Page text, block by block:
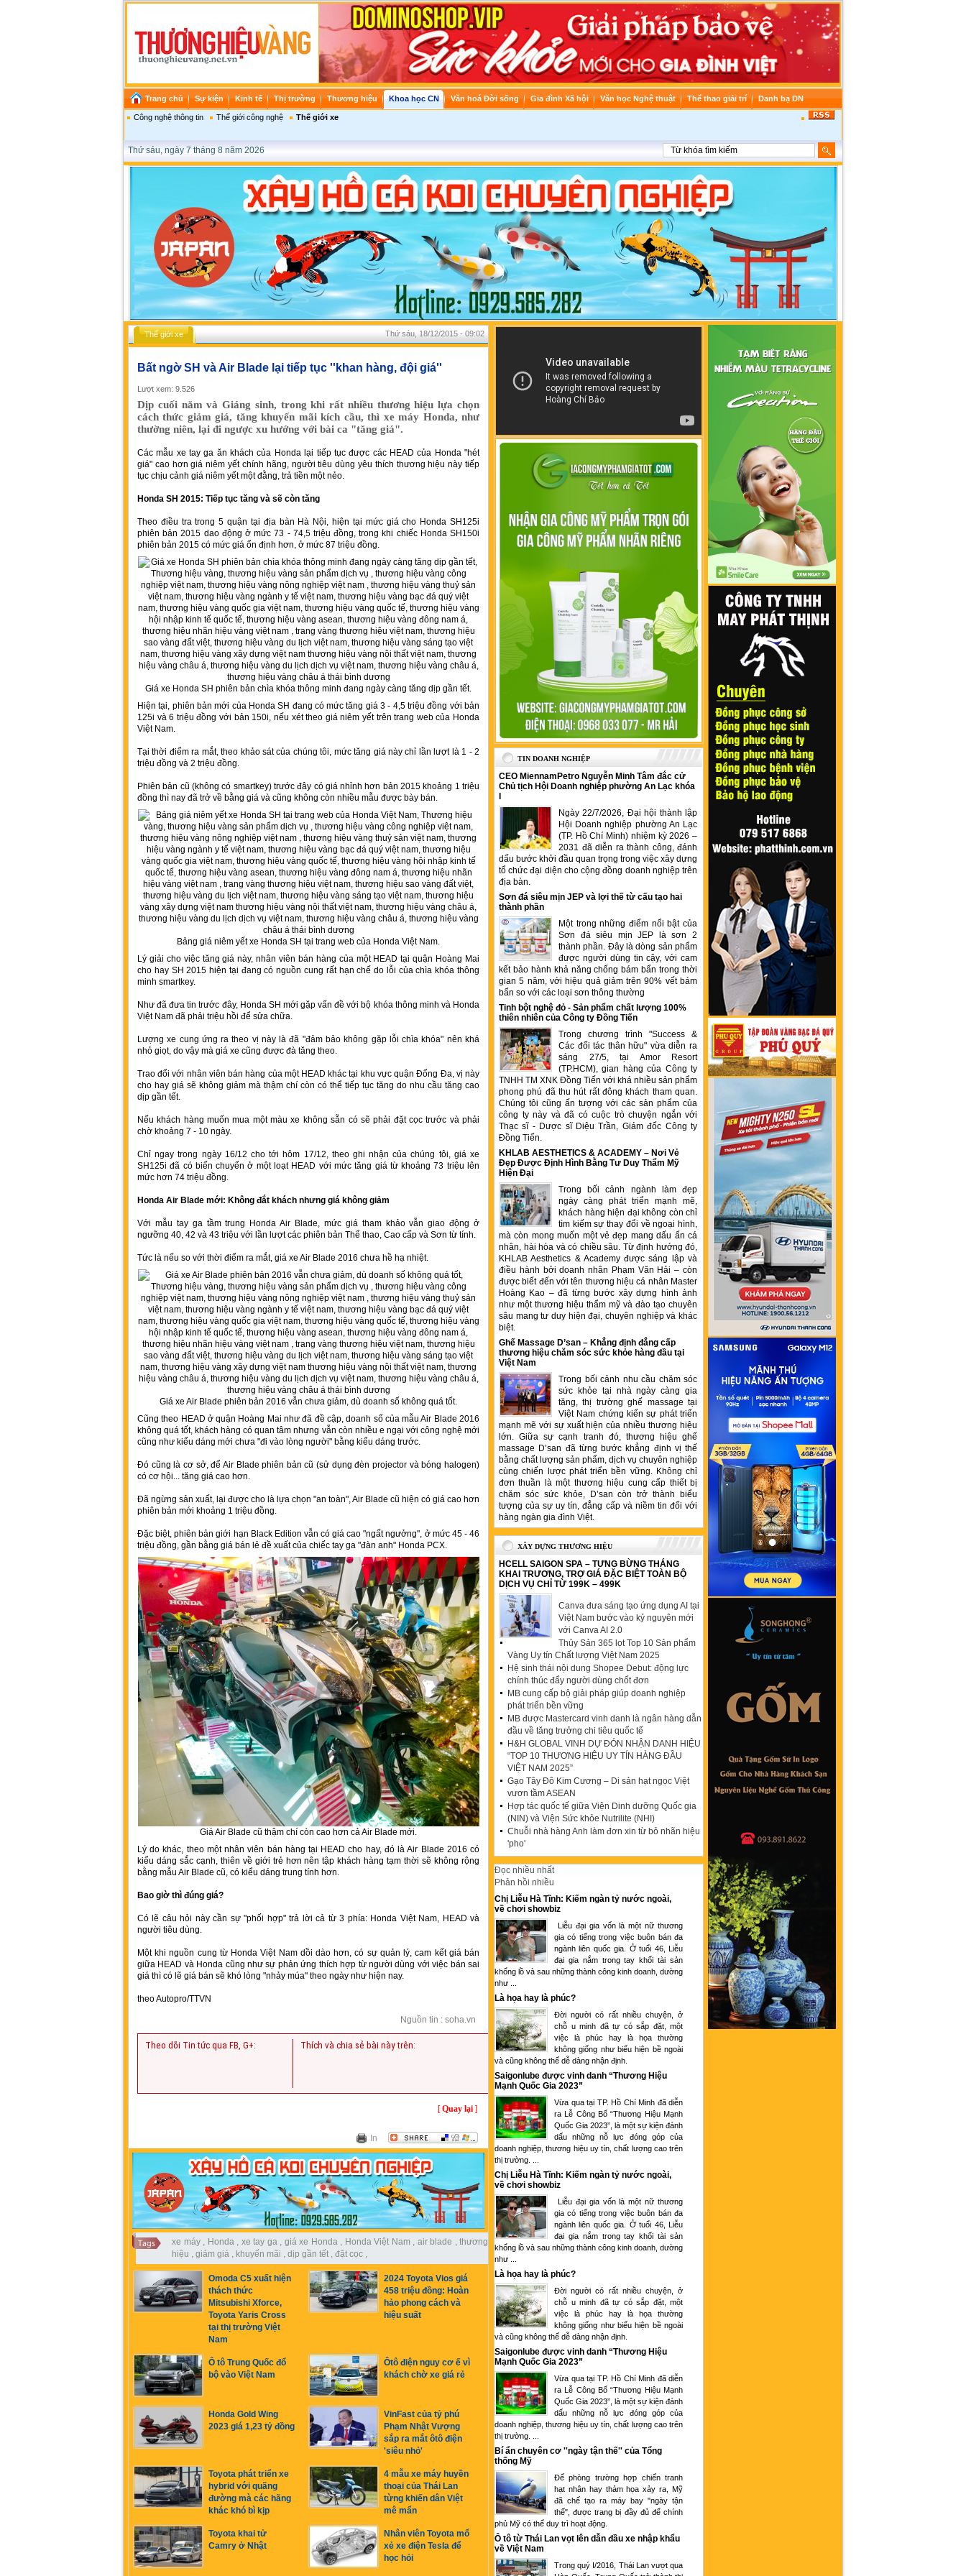
Trang chủ Sự kiện Kinh tế Thị trường Thương hiệu Khoa học CN Văn hoá Đời sống Gia đình Xã hội Văn học Nghệ thuật Thể thao giải trí Danh bạ DN
Công nghệ thông tin Thế giới công nghệ Thế giới xe
Thứ sáu, ngày 7 tháng 8 năm 2026
Thế giới xe Thứ sáu, 18/12/2015 - 09:02
Bất ngờ SH và Air Blade lại tiếp tục ''khan hàng, đội giá''
Lượt xem: 9.526
Dịp cuối năm và Giáng sinh, trong khi rất nhiều thương hiệu lựa chọn
cách thức giảm giá, tăng khuyến mãi kích cầu, thì xe máy Honda, như
thường niên, lại đi ngược xu hướng với bài ca "tăng giá".
Các mẫu xe tay ga ăn khách của Honda lại tiếp tục được các HEAD của Honda "hét
giá" cao hơn giá niêm yết chính hãng, người tiêu dùng yêu thích thương hiệu này tiếp
tục chịu cảnh giá niêm yết một đằng, trả tiền một nẻo.
Honda SH 2015: Tiếp tục tăng và sẽ còn tăng
Theo điều tra trong 5 quận tại địa bàn Hà Nội, hiện tại mức giá cho Honda SH125i
phiên bản 2015 dao động ở mức 73 - 74,5 triệu đồng, trong khi chiếc Honda SH150i
phiên bản 2015 có mức giá ổn định hơn, ở mức 87 triệu đồng.
Giá xe Honda SH phiên bản chìa khóa thông minh đang ngày càng tăng dịp gần tết.
Hiện tại, phiên bản mới của Honda SH đang có mức tăng giá 3 - 4,5 triệu đồng với bản
125i và 6 triệu đồng với bản 150i, nếu xét theo giá niêm yết trên trang web của Honda
Việt Nam.
Tại thời điểm ra mắt, theo khảo sát của chúng tôi, mức tăng giá này chỉ lần lượt là 1 - 2
triệu đồng và 2 triệu đồng.
Phiên bản cũ (không có smartkey) trước đây có giá nhỉnh hơn bản 2015 khoảng 1 triệu
đồng thì nay đã trở về bằng giá và cũng không còn nhiều mẫu được bày bán.
Bảng giá niêm yết xe Honda SH tại trang web của Honda Việt Nam.
Lý giải cho việc tăng giá này, nhân viên bán hàng của một HEAD tại quận Hoàng Mai
cho hay SH 2015 hiện tại đang có nguồn cung rất hạn chế do lỗi của chìa khóa thông
minh smartkey.
Như đã đưa tin trước đây, Honda SH mới gặp vấn đề với bộ khóa thông minh và Honda
Việt Nam đã phải triệu hồi để sửa chữa.
Lượng xe cung ứng ra theo vị này là đã "đảm bảo không gặp lỗi chìa khóa" nên khá
nhỏ giọt, do vậy mà giá xe cũng được đà tăng theo.
Trao đổi với nhân viên bán hàng của một HEAD khác tại khu vực quận Đống Đa, vị này
cho hay giá sẽ không giảm mà thậm chí còn có thể tiếp tục tăng do nhu cầu tăng cao
dịp gần tết.
Nếu khách hàng muốn mua một màu xe không sẵn có sẽ phải đặt cọc trước và phải
chờ khoảng 7 - 10 ngày.
Chỉ ngay trong ngày 16/12 cho tới hôm 17/12, theo ghi nhận của chúng tôi, giá xe
SH125i đã có biến chuyển ở một loạt HEAD với mức tăng giá từ khoảng 73 triệu lên
mức hơn 74 triệu đồng.
Honda Air Blade mới: Không đắt khách nhưng giá không giảm
Với mẫu tay ga tầm trung Honda Air Blade, mức giá tham khảo vẫn giao động ở
ngưỡng 40, 42 và 43 triệu với lần lượt các phiên bản Thể thao, Cao cấp và Sơn từ tính.
Tức là nếu so với thời điểm ra mắt, giá xe Air Blade 2016 chưa hề hạ nhiệt.
Giá xe Air Blade phiên bản 2016 vẫn chưa giảm, dù doanh số không quá tốt.
Cũng theo HEAD ở quận Hoàng Mai như đã đề cập, doanh số của mẫu Air Blade 2016
không quá tốt, khách hàng có quan tâm nhưng vẫn còn nhiều e ngại với công nghệ mới
cũng như kiểu dáng mới chưa "đi vào lòng người" bằng kiểu dáng trước.
Đó cũng là cơ sở, để Air Blade phiên bản cũ (sử dụng đèn projector và bóng halogen)
có cơ hội... tăng giá cao hơn.
Đã ngừng sản xuất, lại được cho là lựa chọn "an toàn", Air Blade cũ hiện có giá cao hơn
phiên bản mới khoảng 1 triệu đồng.
Đặc biệt, phiên bản giới hạn Black Edition vẫn có giá cao "ngất ngưởng", ở mức 45 - 46
triệu đồng, gần bằng giá bán lẻ đề xuất của chiếc tay ga "đàn anh" Honda PCX.
Giá Air Blade cũ thậm chí còn cao hơn cả Air Blade mới.
Lý do khác, theo một nhân viên bán hàng tại HEAD cho hay, đó là Air Blade 2016 có
kiểu dáng sắc cạnh, thiên về giới trẻ hơn nên tập khách hàng tạm thời sẽ không rộng
bằng mẫu Air Blade cũ, có kiểu dáng trung tính hơn.
Bao giờ thì đúng giá?
Có lẽ câu hỏi này cần sự "phối hợp" trả lời cả từ 3 phía: Honda Việt Nam, HEAD và
người tiêu dùng.
Một khi nguồn cung từ Honda Việt Nam dồi dào hơn, có sự quản lý, cam kết giá bán
giữa HEAD và Honda cũng như sự phản ứng thích hợp từ người dùng với việc bán sai
giá thì có lẽ giá bán sẽ khó lòng "nhảy múa" theo ngày như hiện nay.
theo Autopro/TTVN
Nguồn tin : soha.vn
Theo dõi Tin tức qua FB, G+: Thích và chia sẻ bài này trên:
[Quay lại ]
In
xe máy, Honda, xe tay ga, giá xe Honda, Honda Việt Nam , air blade , thương
hiệu , giảm giá , khuyến mãi , dịp gần tết , đặt cọc ,
Omoda C5 xuất hiện
thách thức
Mitsubishi Xforce,
Toyota Yaris Cross
tại thị trường Việt
Nam
2024 Toyota Vios giá
458 triệu đồng: Hoàn
hảo phong cách và
hiệu suất
Ô tô Trung Quốc đổ
bộ vào Việt Nam
Ôtô điện nguy cơ ế vì
khách chờ xe giá rẻ
Honda Gold Wing
2023 giá 1,23 tỷ đồng
VinFast của tỷ phú
Phạm Nhật Vượng
sắp ra mắt ôtô điện
'siêu nhỏ'
Toyota phát triển xe
hybrid với quãng
đường mà các hãng
khác khó bì kịp
4 mẫu xe máy huyền
thoại của Thái Lan
từng khiến dân Việt
mê mẩn
Toyota khai tử
Camry ở Nhật
Nhân viên Toyota mổ
xẻ xe điện Tesla để
học hỏi
TIN DOANH NGHIỆP
CEO MiennamPetro Nguyễn Minh Tâm đắc cử
Chủ tịch Hội Doanh nghiệp phường An Lạc khóa
Ngày 22/7/2026, Đại hội thành lập
Hội Doanh nghiệp phường An Lạc
(TP. Hồ Chí Minh) nhiệm kỳ 2026 –
2031 đã diễn ra thành công, đánh
dấu bước khởi đầu quan trọng trong việc xây dựng
tổ chức đại diện cho cộng đồng doanh nghiệp trên
địa bàn.
Sơn đá siêu mịn JEP và lợi thế từ cấu tạo hai
thành phần
Một trong những điểm nổi bật của
Sơn đá siêu mịn JEP là sơn 2
thành phần. Đây là dòng sản phẩm
được người dùng tin cậy, với cam
kết bảo hành khả năng chống bám bẩn trong thời
gian 5 năm, với hiệu quả giảm trên 90% vết bám
bẩn so với các loại sơn thông thường
Tinh bột nghệ đỏ - Sản phẩm chất lượng 100%
thiên nhiên của Công ty Đồng Tiến
Trong chương trình "Success &
Các đối tác thân hữu" vừa diễn ra
sáng 27/5, tại Amor Resort
(TP.HCM), gian hàng của Công ty
TNHH TM XNK Đồng Tiến với khá nhiều sản phẩm
phong phú đã thu hút rất đông khách tham quan.
Chúng tôi cũng ấn tượng với các sản phẩm của
công ty này và đã có cuộc trò chuyện ngắn với
Thạc sĩ - Dược sĩ Diệu Trần, Giám đốc Công ty
Đồng Tiến.
KHLAB AESTHETICS & ACADEMY – Nơi Vẻ
Đẹp Được Định Hình Bằng Tư Duy Thẩm Mỹ
Hiện Đại
Trong bối cảnh ngành làm đẹp
ngày càng phát triển mạnh mẽ,
khách hàng hiện đại không còn chỉ
tìm kiếm sự thay đổi về ngoại hình,
mà còn mong muốn một vẻ đẹp mang dấu ấn cá
nhân, hài hòa và có chiều sâu. Từ định hướng đó,
KHLAB Aesthetics & Academy được sáng lập và
điều hành bởi doanh nhân Phạm Văn Hải – còn
được biết đến với tên thương hiệu cá nhân Master
Hoàng Kao – đã từng bước xây dựng hình ảnh
như một thương hiệu thẩm mỹ và đào tạo chuyên
sâu mang tư duy hiện đại, chuyên nghiệp và khác
biệt.
Ghế Massage D’san – Khẳng định đẳng cấp
thương hiệu chăm sóc sức khỏe hàng đầu tại
Việt Nam
Trong bối cảnh nhu cầu chăm sóc
sức khỏe tại nhà ngày càng gia
tăng, thị trường ghế massage tại
Việt Nam chứng kiến sự phát triển
mạnh mẽ với sự xuất hiện của nhiều thương hiệu
lớn. Giữa sự cạnh tranh đó, thương hiệu ghế
massage D’san đã từng bước khẳng định vị thế
bằng chất lượng sản phẩm, dịch vụ chuyên nghiệp
cùng chiến lược phát triển bền vững. Không chỉ
đơn thuần là một thương hiệu cung cấp thiết bị
chăm sóc sức khỏe, D’san còn trở thành biểu
tượng của sự uy tín, đẳng cấp và niềm tin đối với
hàng ngàn gia đình Việt.
XÂY DỰNG THƯƠNG HIỆU
HCELL SAIGON SPA – TƯNG BỪNG THÁNG
KHAI TRƯƠNG, TRỢ GIÁ ĐẶC BIỆT TOÀN BỘ
DỊCH VỤ CHỈ TỪ 199K – 499K
Canva đưa sáng tạo ứng dụng AI tại
Việt Nam bước vào kỷ nguyên mới
với Canva AI 2.0
Thủy Sản 365 lọt Top 10 Sản phẩm
Vàng Uy tín Chất lượng Việt Nam 2025
Hệ sinh thái nội dung Shopee Debut: động lực
chính thúc đẩy người dùng chốt đơn
MB cung cấp bộ giải pháp giúp doanh nghiệp
phát triển bền vững
MB được Mastercard vinh danh là ngân hàng dẫn
đầu về tăng trưởng chi tiêu quốc tế
H&H GLOBAL VINH DỰ ĐÓN NHẬN DANH HIỆU
“TOP 10 THƯƠNG HIỆU UY TÍN HÀNG ĐẦU
VIỆT NAM 2025”
Gạo Tây Đô Kim Cương – Di sản hạt ngọc Việt
vươn tầm ASEAN
Hợp tác quốc tế giữa Viện Dinh dưỡng Quốc gia
(NIN) và Viện Sức khỏe Nutrilite (NHI)
Chuỗi nhà hàng Anh làm đơn xin từ bỏ nhãn hiệu
'pho'
Đọc nhiều nhất
Phản hồi nhiều
Chị Liễu Hà Tĩnh: Kiếm ngàn tỷ nước ngoài,
về chơi showbiz
Liễu đại gia vốn là một nữ thương
gia có tiếng trong việc buôn bán đa
ngành liên quốc gia. Ở tuổi 46, Liễu
đại gia nắm trong tay khối tài sản
khổng lồ và sau những thành công kinh doanh, dường
như ...
Là họa hay là phúc?
Đời người có rất nhiều chuyện, ở
chỗ u minh đã tự có sắp đặt, một
việc là phúc hay là họa thường
không giống như biểu hiện bề ngoài
và cũng không thể dễ dàng nhận định.
Saigonlube được vinh danh “Thương Hiệu
Mạnh Quốc Gia 2023”
Vừa qua tại TP. Hồ Chí Minh đã diễn
ra Lễ Công Bố “Thương Hiệu Mạnh
Quốc Gia 2023”, là một sự kiện đánh
dấu những nỗ lực đóng góp của
doanh nghiệp, thương hiệu uy tín, chất lượng cao trên
thị trường. ...
Chị Liễu Hà Tĩnh: Kiếm ngàn tỷ nước ngoài,
về chơi showbiz
Liễu đại gia vốn là một nữ thương
gia có tiếng trong việc buôn bán đa
ngành liên quốc gia. Ở tuổi 46, Liễu
đại gia nắm trong tay khối tài sản
khổng lồ và sau những thành công kinh doanh, dường
như ...
Là họa hay là phúc?
Đời người có rất nhiều chuyện, ở
chỗ u minh đã tự có sắp đặt, một
việc là phúc hay là họa thường
không giống như biểu hiện bề ngoài
và cũng không thể dễ dàng nhận định.
Saigonlube được vinh danh “Thương Hiệu
Mạnh Quốc Gia 2023”
Vừa qua tại TP. Hồ Chí Minh đã diễn
ra Lễ Công Bố “Thương Hiệu Mạnh
Quốc Gia 2023”, là một sự kiện đánh
dấu những nỗ lực đóng góp của
doanh nghiệp, thương hiệu uy tín, chất lượng cao trên
thị trường. ...
Bí ẩn chuyên cơ ''ngày tận thế'' của Tổng
thống Mỹ
Để phòng trường hợp chiến tranh
hạt nhân hay thảm họa xảy ra, Mỹ
đã chế tạo ra máy bay "ngày tận
thế", được trang bị đầy đủ để chính
phủ Mỹ có thể duy trì hoạt động.
Ô tô từ Thái Lan vọt lên dẫn đầu xe nhập khẩu
về Việt Nam
Trong quý I/2016, Thái Lan vượt qua